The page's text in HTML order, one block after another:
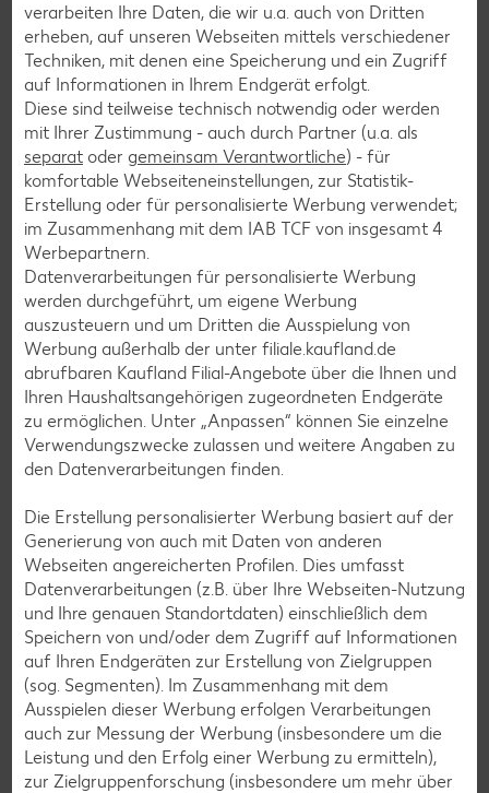
Pizza-Rezepte
Pasta-Rezepte
Sushi-Rezepte
Raclette-Rezepte
Flammkuchen-Rezepte
Frühstücksrezepte
Salat-Rezepte
Spargel-Rezepte
Fleisch-Rezepte
Fisch-Rezepte
Geflügel-Rezepte
Lamm-Rezepte
Grill-Rezepte
Muffin-Rezepte
Apfelkuchen-Rezepte
Schokokuchen-Rezepte
Torten-Rezepte
Eis-Rezepte
Pfannkuchen-Rezepte
Plätzchen-Rezepte
verarbeiten Ihre Daten, die wir u.a. auch von Dritten
erheben, auf unseren Webseiten mittels verschiedener
Techniken, mit denen eine Speicherung und ein Zugriff
auf Informationen in Ihrem Endgerät erfolgt.
Diese sind teilweise technisch notwendig oder werden
mit Ihrer Zustimmung - auch durch Partner (u.a. als
separat oder gemeinsam Verantwortliche) - für
komfortable Webseiteneinstellungen, zur Statistik-
Erstellung oder für personalisierte Werbung verwendet;
im Zusammenhang mit dem IAB TCF von insgesamt 4
Werbepartnern.
Datenverarbeitungen für personalisierte Werbung
werden durchgeführt, um eigene Werbung
auszusteuern und um Dritten die Ausspielung von
Werbung außerhalb der unter filiale.kaufland.de
abrufbaren Kaufland Filial-Angebote über die Ihnen und
Ihren Haushaltsangehörigen zugeordneten Endgeräte
zu ermöglichen. Unter „Anpassen“ können Sie einzelne
Verwendungszwecke zulassen und weitere Angaben zu
den Datenverarbeitungen finden.
Die Erstellung personalisierter Werbung basiert auf der
Generierung von auch mit Daten von anderen
Webseiten angereicherten Profilen. Dies umfasst
Datenverarbeitungen (z.B. über Ihre Webseiten-Nutzung
und Ihre genauen Standortdaten) einschließlich dem
Speichern von und/oder dem Zugriff auf Informationen
auf Ihren Endgeräten zur Erstellung von Zielgruppen
(sog. Segmenten). Im Zusammenhang mit dem
Ausspielen dieser Werbung erfolgen Verarbeitungen
auch zur Messung der Werbung (insbesondere um die
Leistung und den Erfolg einer Werbung zu ermitteln),
zur Zielgruppenforschung (insbesondere um mehr über